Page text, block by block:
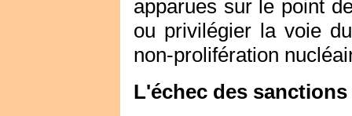
apparues sur le point
ou privilégier la voie
non-prolifération
L'échec des